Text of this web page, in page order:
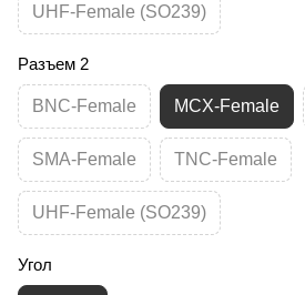
UHF-Female (SO239)
Разъем 2
BNC-Female MCX-Female
SMA-Female TNC-Female
UHF-Female (SO239)
Угол